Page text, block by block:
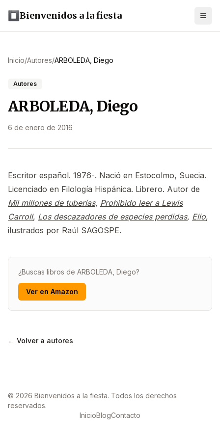
Bienvenidos a la fiesta
Inicio/Autores/ARBOLEDA, Diego
Autores
ARBOLEDA, Diego
6 de enero de 2016
Escritor español. 1976-. Nació en Estocolmo, Suecia.
Licenciado en Filología Hispánica. Librero. Autor de
Mil millones de tuberías, Prohibido leer a Lewis
Carroll, Los descazadores de especies perdidas, Elio,
ilustrados por Raúl SAGOSPE.
¿Buscas libros de ARBOLEDA, Diego?
Ver en Amazon
← Volver a autores
© 2026 Bienvenidos a la fiesta. Todos los derechos
reservados.
InicioBlogContacto